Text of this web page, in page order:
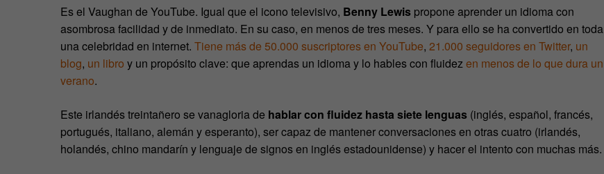
Es el Vaughan de YouTube. Igual que el icono televisivo, Benny Lewis propone aprender un idioma con
asombrosa facilidad y de inmediato. En su caso, en menos de tres meses. Y para ello se ha convertido en toda
una celebridad en internet. Tiene más de 50.000 suscriptores en YouTube, 21.000 seguidores en Twitter, un
blog, un libro y un propósito clave: que aprendas un idioma y lo hables con fluidezen menos de lo que dura un
verano.
Este irlandés treintañero se vanagloria de hablar con fluidez hasta siete lenguas (inglés, español, francés,
portugués, italiano, alemán y esperanto), ser capaz de mantener conversaciones en otras cuatro (irlandés,
holandés, chino mandarín y lenguaje de signos en inglés estadounidense) y hacer el intento con muchas más.